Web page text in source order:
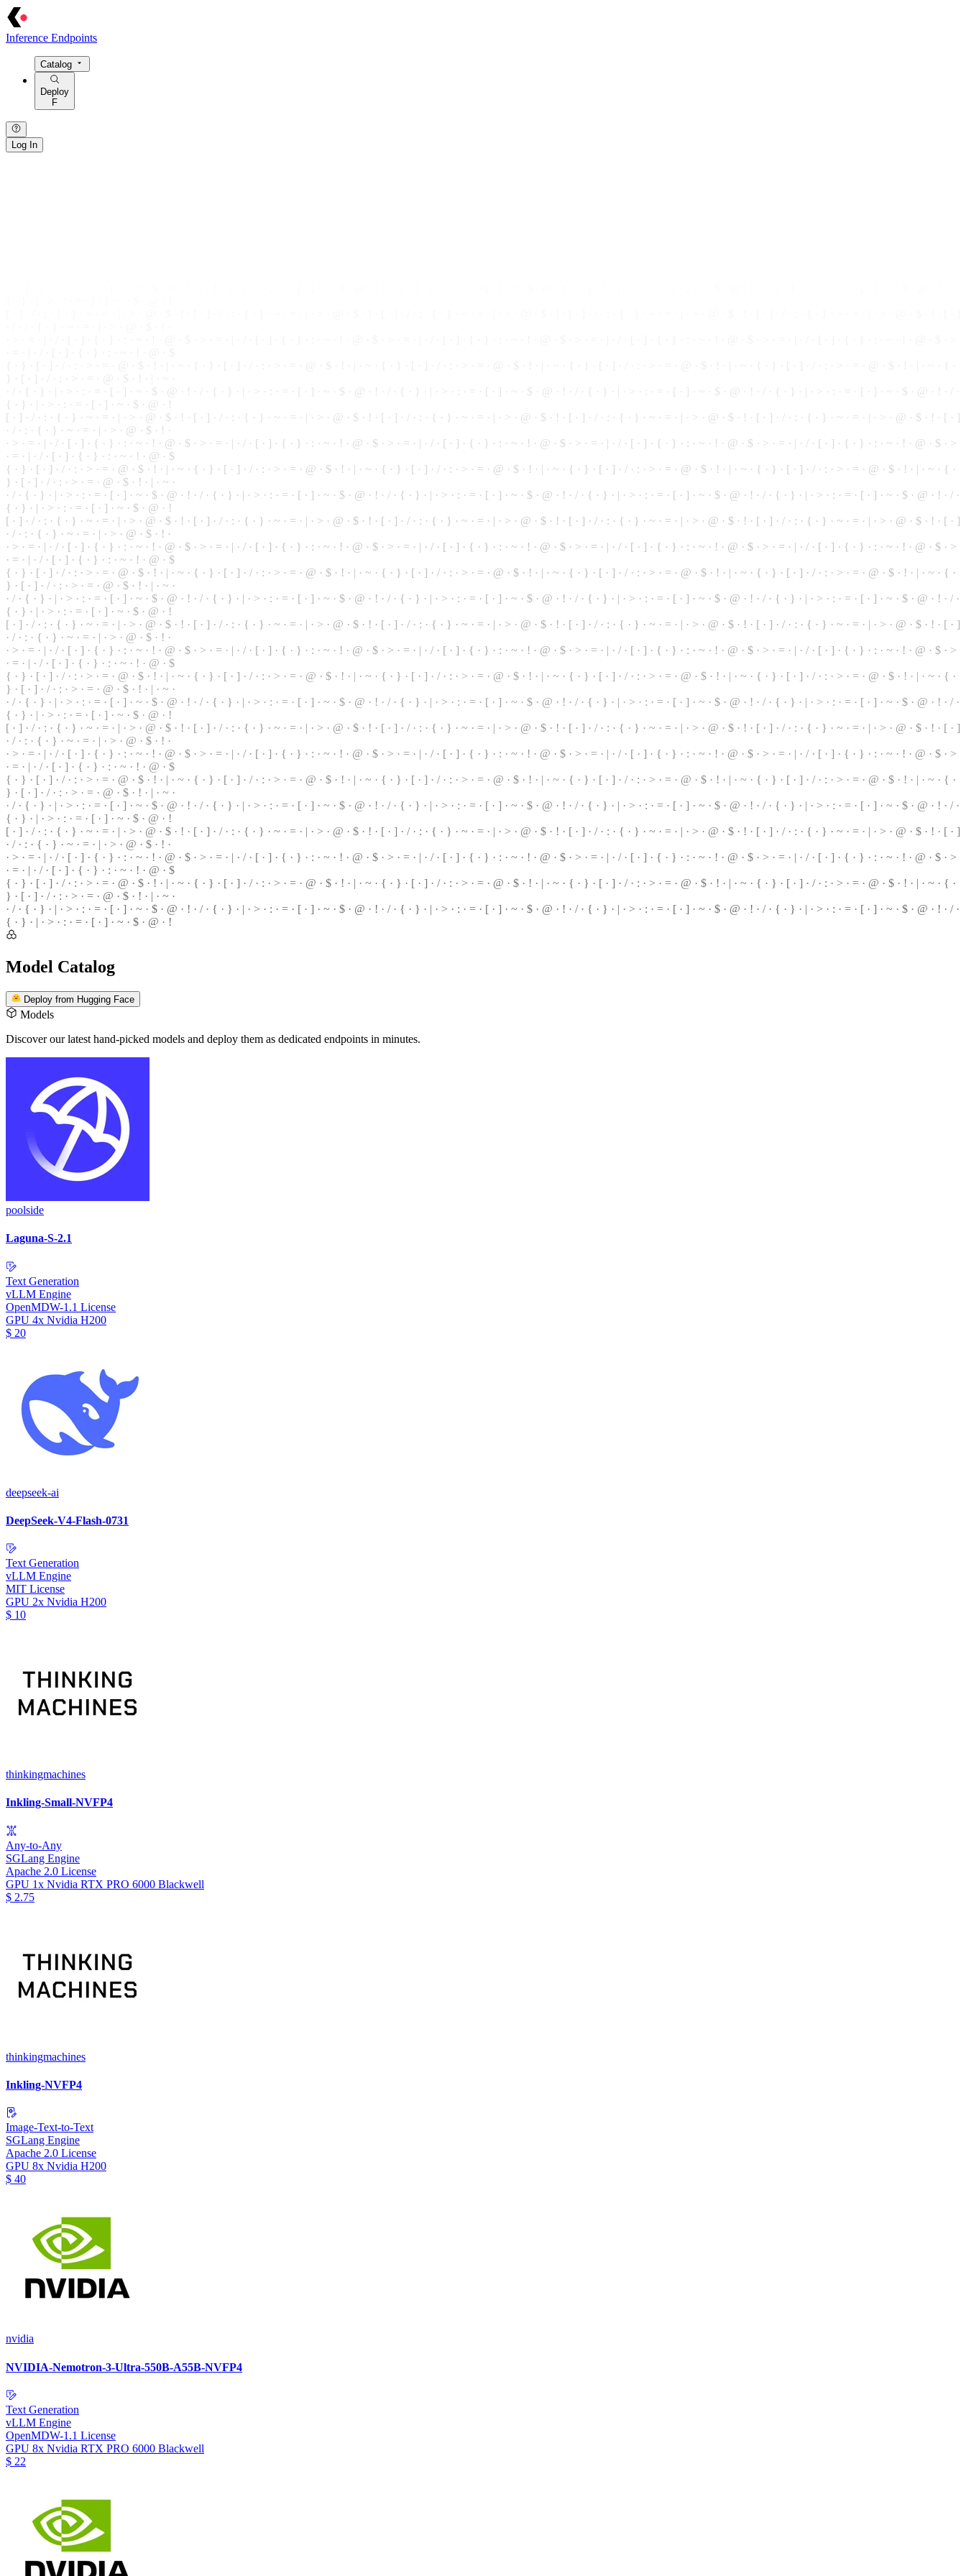
Inference Endpoints
Catalog
Deploy
F
Log In
} · [ · ] · / · : · > · = · @ · $ · ! · | · ~ ·
· / · { · } · | · > · : ·
· [ · ] · ~ · $ · @ · ! · / · { · } · | · > · : · = · [ · ] · ~ · $ · @ · ! · / · { · } · | · > · : · = · [ · ] · ~ · $ · @ · ! · / · { · } · | · > · : · = · [ · ] · ~ · $ · @ · ! · / · { · } · | · > · : · = · [ · ] · ~ · $ · @ · ! ·
·
{ · } · | · > · : · = · [ · ] · ~ · $ · @ · !
[ · ] · / · : · { · } · ~ · = · | · > · @ · $ · ! · [ · ] · / · : · { · } · ~ · = · | · > · @ · $ · ! · [ · ] · / · : · { · } · ~ · = · | · > · @ · $ · ! · [ · ] · / · : · { · } · ~ · = · | · > · @ · $ · ! · [ · ] · / · : · { · } · ~ · = · | · > · @ · $ · ! · [ · ]
· / · : · { · } · ~ · = · | · > · @ · $ · ! ·
· > · = · | · / · [ · ] · { · } · : · ~ · ! · @ · $ · > · = · | · / · [ · ] · { · } · : · ~ · ! · @ · $ · > · = · | · / · [ · ] · { · } · : · ~ · ! · @ · $ · > · = · | · / · [ · ] · { · } · : · ~ · ! · @ · $ · > · = · | · / · [ · ] · { · } · : · ~ · ! · @ · $ · >
· = · | · / · [ · ] · { · } · : · ~ · ! · @ · $
{ · } · [ · ] · / · : · > · = · @ · $ · ! · | · ~ · { · } · [ · ] · / · : · > · = · @ · $ · ! · | · ~ · { · } · [ · ] · / · : · > · = · @ · $ · ! · | · ~ · { · } · [ · ] · / · : · > · = · @ · $ · ! · | · ~ · { · } · [ · ] · / · : · > · = · @ · $ · ! · | · ~ · { ·
} · [ · ] · / · : · > · = · @ · $ · ! · | · ~ ·
· / · { · } · | · > · : · = · [ · ] · ~ · $ · @ · ! · / · { · } · | · > · : · = · [ · ] · ~ · $ · @ · ! · / · { · } · | · > · : · = · [ · ] · ~ · $ · @ · ! · / · { · } · | · > · : · = · [ · ] · ~ · $ · @ · ! · / · { · } · | · > · : · = · [ · ] · ~ · $ · @ · ! · / ·
{ · } · | · > · : · = · [ · ] · ~ · $ · @ · !
[ · ] · / · : · { · } · ~ · = · | · > · @ · $ · ! · [ · ] · / · : · { · } · ~ · = · | · > · @ · $ · ! · [ · ] · / · : · { · } · ~ · = · | · > · @ · $ · ! · [ · ] · / · : · { · } · ~ · = · | · > · @ · $ · ! · [ · ] · / · : · { · } · ~ · = · | · > · @ · $ · ! · [ · ]
· / · : · { · } · ~ · = · | · > · @ · $ · ! ·
· > · = · | · / · [ · ] · { · } · : · ~ · ! · @ · $ · > · = · | · / · [ · ] · { · } · : · ~ · ! · @ · $ · > · = · | · / · [ · ] · { · } · : · ~ · ! · @ · $ · > · = · | · / · [ · ] · { · } · : · ~ · ! · @ · $ · > · = · | · / · [ · ] · { · } · : · ~ · ! · @ · $ · >
· = · | · / · [ · ] · { · } · : · ~ · ! · @ · $
{ · } · [ · ] · / · : · > · = · @ · $ · ! · | · ~ · { · } · [ · ] · / · : · > · = · @ · $ · ! · | · ~ · { · } · [ · ] · / · : · > · = · @ · $ · ! · | · ~ · { · } · [ · ] · / · : · > · = · @ · $ · ! · | · ~ · { · } · [ · ] · / · : · > · = · @ · $ · ! · | · ~ · { ·
} · [ · ] · / · : · > · = · @ · $ · ! · | · ~ ·
· / · { · } · | · > · : · = · [ · ] · ~ · $ · @ · ! · / · { · } · | · > · : · = · [ · ] · ~ · $ · @ · ! · / · { · } · | · > · : · = · [ · ] · ~ · $ · @ · ! · / · { · } · | · > · : · = · [ · ] · ~ · $ · @ · ! · / · { · } · | · > · : · = · [ · ] · ~ · $ · @ · ! · / ·
{ · } · | · > · : · = · [ · ] · ~ · $ · @ · !
[ · ] · / · : · { · } · ~ · = · | · > · @ · $ · ! · [ · ] · / · : · { · } · ~ · = · | · > · @ · $ · ! · [ · ] · / · : · { · } · ~ · = · | · > · @ · $ · ! · [ · ] · / · : · { · } · ~ · = · | · > · @ · $ · ! · [ · ] · / · : · { · } · ~ · = · | · > · @ · $ · ! · [ · ]
· / · : · { · } · ~ · = · | · > · @ · $ · ! ·
· > · = · | · / · [ · ] · { · } · : · ~ · ! · @ · $ · > · = · | · / · [ · ] · { · } · : · ~ · ! · @ · $ · > · = · | · /· [ · ] · { · } · : · ~ · ! · @ · $ · > · = · | · / · [ · ] · { · } · : · ~ · ! · @ · $ · > · = · | · / · [ · ] · { · } · : · ~ · ! · @ · $ · >
· = · | · /· [ · ] · { · } · : · ~ · ! · @ · $
{ · } · [ · ] · / · : · > · = · @ · $ · ! · | · ~ · { · } · [ · ] · / · : · > · = · @ · $ · ! · | · ~ · { · } · [ · ] · / · : · > · = · @ · $ · ! · | · ~ · { · } · [ · ] · / · : · > · = · @ · $ · ! · | · ~ · { · } · [ · ] · / · : · > · = · @ · $ · ! · | · ~ · { ·
} · [ · ] · /· : · > · = · @ · $ · ! · | · ~ ·
· / · { · } · | · > · : · = · [ · ] · ~ · $ · @ · ! · / · { · } · | · > · : · = · [ · ] · ~ · $ · @ · ! · / · { · } · | · > · : · = · [ · ] · ~ · $ · @ · ! · /· { · } · | · > · : · = · [ · ] · ~ · $ · @ · ! · / · { · } · | · > · : · = · [ · ] · ~ · $ · @ · ! · / ·
{ · } · | · > · : · = · [ · ] · ~ · $ · @ · !
[ · ] · / · : · { · } · ~ · = · | · > · @ · $ · ! · [ · ] · / · : · { · } · ~ · = · | · > · @ · $ · ! · [ · ] · / · : · { · } · ~ · = · | · > · @ · $ · ! · [ · ] · / · : · { · } · ~ · = · | · > · @ · $ · ! · [ · ] · / · : · { · } · ~ · = · | · > · @ · $ · ! · [ · ]
· / · : · { · } · ~ · = · | · > · @ · $ · ! ·
· > · = · | · /· [ · ] · { · } · : · ~ · ! · @ · $ · > · = · | · / · [ · ] · { · } · : · ~ · ! · @ · $ · > · = · | · / · [ · ] · { · } · : · ~ · ! · @ · $ · > · = · | · / · [ · ] · { · } · : · ~ · ! · @ · $ · > · = · | · / · [ · ] · { · } · : · ~ · ! · @ · $ · >
· = · | · / · [ · ] · { · } · : · ~ · ! · @ · $
{ · } · [ · ] · / · : · > · = · @ · $ · ! · | · ~ · { · } · [ · ] · / · : · > · = · @ · $ · ! · | · ~ · { · } · [ · ] · / · : · > · = · @ · $ · ! · | · ~ · { · } · [ · ] · / · : · > · = · @ · $ · ! · | · ~ · { · } · [ · ] · / · : · > · = · @ · $ · ! · | · ~ · { ·
} · [ · ] · / · : · > · = · @ · $ · ! · | · ~ ·
· / · { · } · | · > · : · = · [ · ] · ~ · $ · @ · ! · / · { · } · | · > · : · = · [ · ] · ~ · $ · @ · ! · / · { · } · | · > · : · = · [ · ] · ~ · $ · @ · ! · / · { · } · | · > · : · = · [ · ] · ~ · $ · @ · ! · / · { · } · | · > · : · = · [ · ] · ~ · $ · @ · ! · / ·
{ · } · | · > · : · = · [ · ] · ~ · $ · @ · !
[ · ] · / · : · { · } · ~ · = · | · > · @ · $ · ! · [ · ] · / · : · { · } · ~ · = · | · > · @ · $ · ! · [ · ] · / · : · { · } · ~ · = · | · > · @ · $ · ! · [ · ] · / · : · { · } · ~ · = · | · > · @ · $ · ! · [ · ] · / · : · { · } · ~ · = · | · > · @ · $ · ! · [ · ]
· / · : · { · } · ~ · = · | · > · @ · $ · ! ·
· > · = · | · / · [ · ] · { · } · : · ~ · ! · @ · $ · > · = · | · / · [ · ] · { · } · : · ~ · ! · @ · $ · > · = · | · / · [ · ] · { · } · : · ~ · ! · @ · $ · > · = · | · / · [ · ] · { · } · : · ~ · ! · @ · $ · > · = · | · / · [ · ] · { · } · : · ~ · ! · @ · $ · >
· = · | · / · [ · ] · { · } · : · ~ · ! · @ · $
{ · } · [ · ] · / · : · > · = · @ · $ · ! · | · ~ · { · } · [ · ] · / · : · > · = · @ · $ · ! · | · ~ · { · } · [ · ] · / · : · > · = · @ · $ · ! · | · ~ · { · } · [ · ] · / · : · > · = · @ · $ · ! · | · ~ · { · } · [ · ] · /· : · > · = · @ · $ · ! · | · ~ · { ·
} · [ · ] · / · : · > · = · @ · $ · ! · | · ~ ·
· / · { · } · | · > · : · = · [ · ] · ~ · $ · @ · ! · / · { · } · | · > · : · = · [ · ] · ~ · $ · @ · ! · / · { · } · | · > · : · = · [ · ] · ~ · $ · @ · ! · /· { · } · | · > · : · = · [ · ] · ~ · $ · @ · ! · / · { · } · | · > · : · = · [ · ] · ~ · $ · @ · ! · / ·
{ · } · | · > · : · = · [ · ] · ~ · $ · @ · !
Model Catalog
Deploy from Hugging Face
Models
Discover our latest hand-picked models and deploy them as dedicated endpoints in minutes.
poolside
Laguna-S-2.1
Text Generation
vLLM Engine
OpenMDW-1.1 License
GPU 4x Nvidia H200
$ 20
deepseek-ai
DeepSeek-V4-Flash-0731
Text Generation
vLLM Engine
MIT License
GPU 2x Nvidia H200
$ 10
thinkingmachines
Inkling-Small-NVFP4
Any-to-Any
SGLang Engine
Apache 2.0 License
GPU 1x Nvidia RTX PRO 6000 Blackwell
$ 2.75
thinkingmachines
Inkling-NVFP4
Image-Text-to-Text
SGLang Engine
Apache 2.0 License
GPU 8x Nvidia H200
$ 40
nvidia
NVIDIA-Nemotron-3-Ultra-550B-A55B-NVFP4
Text Generation
vLLM Engine
OpenMDW-1.1 License
GPU 8x Nvidia RTX PRO 6000 Blackwell
$ 22